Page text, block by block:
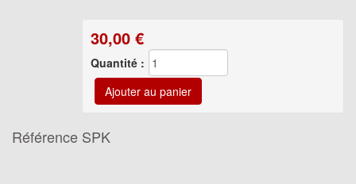
30,00 €
Quantité :
Référence SPK